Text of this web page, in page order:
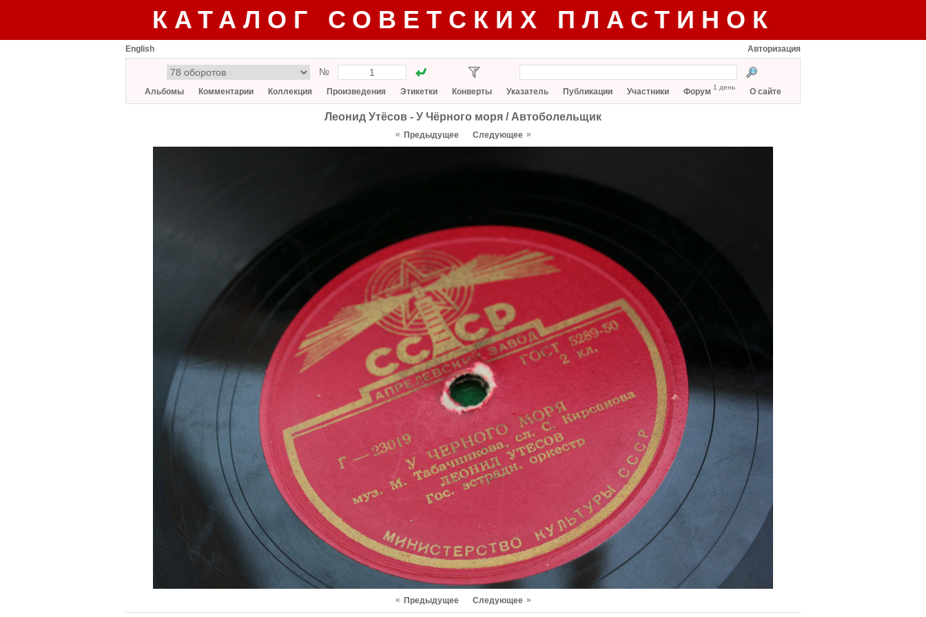
КАТАЛОГ СОВЕТСКИХ ПЛАСТИНОК
English Авторизация
№
Альбомы Комментарии Коллекция Произведения Этикетки Конверты Указатель Публикации Участники Форум 1 день О сайте
Леонид Утёсов - У Чёрного моря / Автоболельщик
« Предыдущее Следующее »
« Предыдущее Следующее »